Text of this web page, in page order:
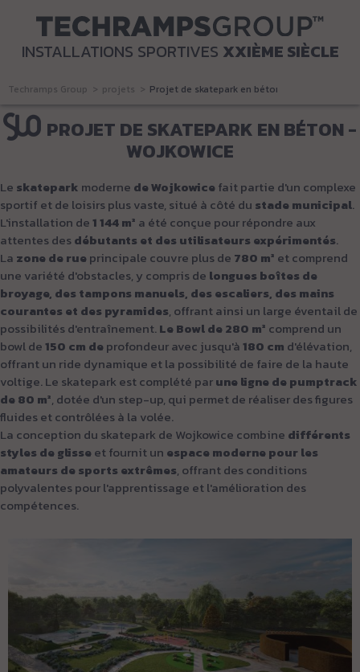
INSTALLATIONS SPORTIVES XXIÈME SIÈCLE
Techramps Group projets Projet de skatepark en béton - Wojkowice
PROJET DE SKATEPARK EN BÉTON -
WOJKOWICE
Le skatepark moderne de Wojkowicefait partie d'un complexe
sportif et de loisirs plus vaste, situé à côté du stade municipal.
L'installation de1 144 m² a été conçue pour répondre aux
attentes desdébutants et des utilisateurs expérimentés.
La zone de rueprincipale couvre plus de 780 m² et comprend
une variété d'obstacles, y compris de longues boîtes de
broyage, des tampons manuels, des escaliers, des mains
courantes et des pyramides, offrant ainsi un large éventail de
possibilités d'entraînement.Le Bowl de 280 m² comprend un
bowl de150 cm deprofondeur avec jusqu'à180 cm d'élévation,
offrant un ride dynamique et la possibilité de faire de la haute
voltige. Le skatepark est complété parune ligne de pumptrack
de 80 m², dotée d'un step-up, qui permet de réaliser des figures
fluides et contrôlées à la volée.
La conception du skatepark de Wojkowice combine différents
styles de glisseet fournit un espace moderne pour les
amateurs de sports extrêmes, offrant des conditions
polyvalentes pour l'apprentissage et l'amélioration des
compétences.